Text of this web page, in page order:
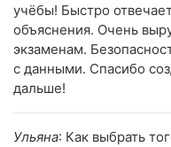
учёбы! Быстро
объяснения. Очень
экзаменам.
с данными. Спасибо
дальше!
Ульяна: Как выбрать